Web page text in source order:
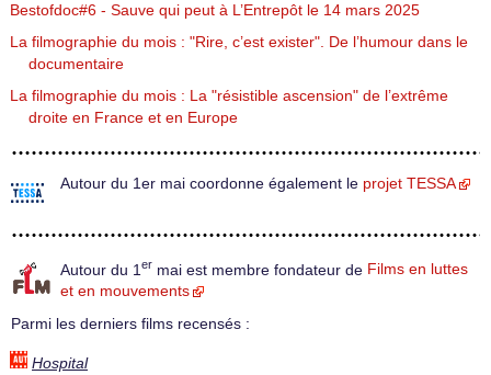
Bestofdoc#6 - Sauve qui peut à L’Entrepôt le 14 mars 2025
La filmographie du mois : "Rire, c’est exister". De l’humour dans le
documentaire
La filmographie du mois : La "résistible ascension" de l’extrême
droite en France et en Europe
Autour du 1er mai coordonne également le projet TESSA
Autour du 1 er mai est membre fondateur de Films en luttes
et en mouvements
Parmi les derniers films recensés :
Hospital